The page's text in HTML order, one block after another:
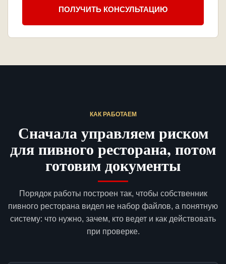
ПОЛУЧИТЬ КОНСУЛЬТАЦИЮ
КАК РАБОТАЕМ
Сначала управляем риском
для пивного ресторана, потом
готовим документы
Порядок работы построен так, чтобы собственник
пивного ресторана видел не набор файлов, а понятную
систему: что нужно, зачем, кто ведет и как действовать
при проверке.